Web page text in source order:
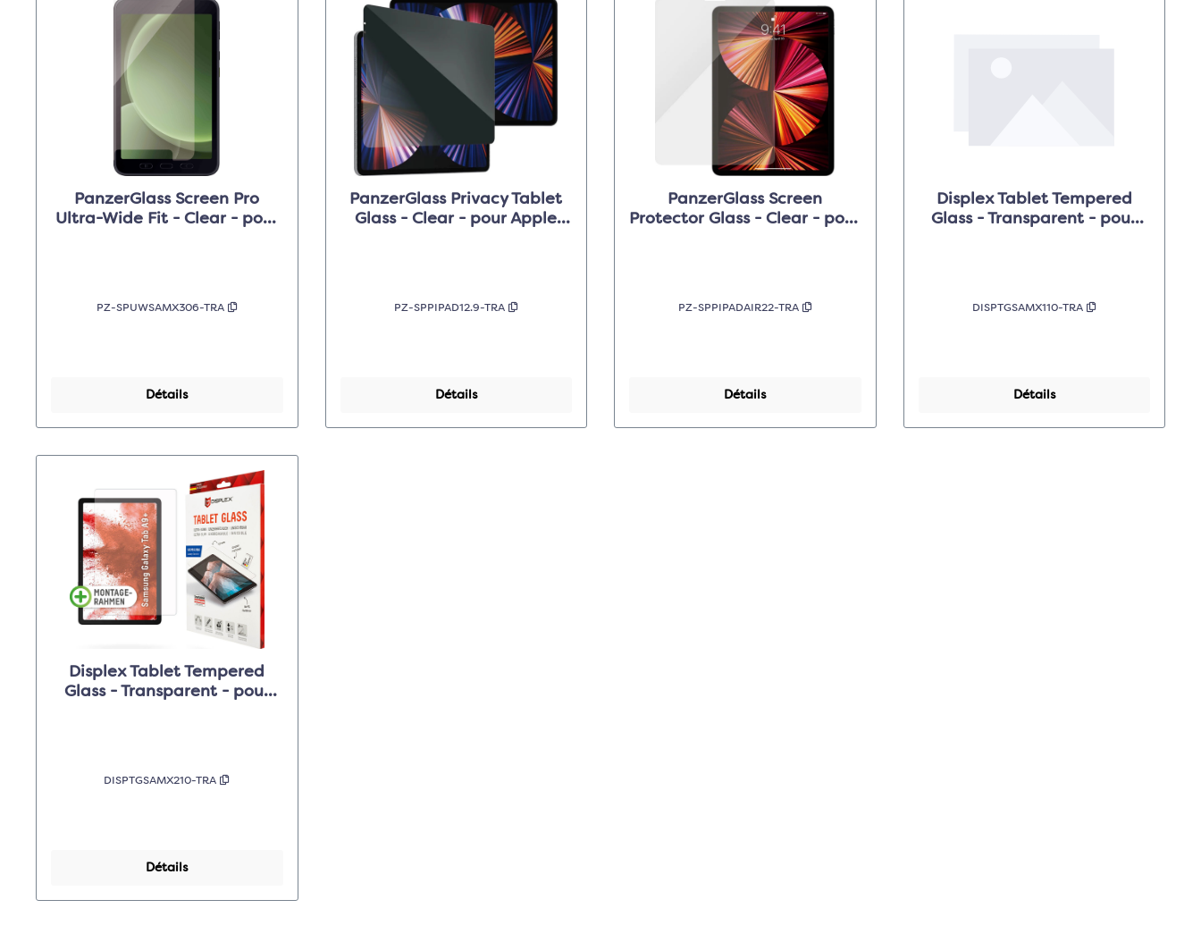
PanzerGlass Screen Pro
Ultra-Wide Fit - Clear - pour
PZ-SPUWSAMX306-TRA
Détails
PanzerGlass Privacy Tablet
Glass - Clear - pour Apple
PZ-SPPIPAD12.9-TRA
Détails
PanzerGlass Screen
Protector Glass - Clear - pour
PZ-SPPIPADAIR22-TRA
Détails
Displex Tablet Tempered
Glass - Transparent - pour
DISPTGSAMX110-TRA
Détails
Displex Tablet Tempered
Glass - Transparent - pour
DISPTGSAMX210-TRA
Détails